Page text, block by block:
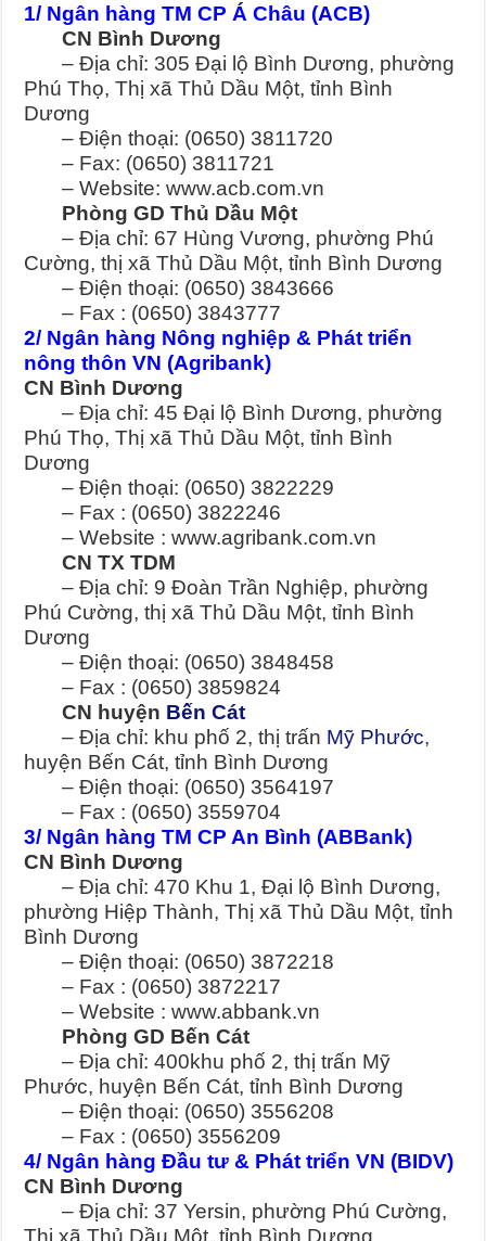
1/ Ngân hàng TM CP Á Châu (ACB)
CN Bình Dương
– Địa chỉ: 305 Đại lộ Bình Dương, phường
Phú Thọ, Thị xã Thủ Dầu Một, tỉnh Bình
Dương
– Điện thoại: (0650) 3811720
– Fax: (0650) 3811721
– Website: www.acb.com.vn
Phòng GD Thủ Dầu Một
– Địa chỉ: 67 Hùng Vương, phường Phú
Cường, thị xã Thủ Dầu Một, tỉnh Bình Dương
– Điện thoại: (0650) 3843666
– Fax : (0650) 3843777
2/ Ngân hàng Nông nghiệp & Phát triển
nông thôn VN (Agribank)
CN Bình Dương
– Địa chỉ: 45 Đại lộ Bình Dương, phường
Phú Thọ, Thị xã Thủ Dầu Một, tỉnh Bình
Dương
– Điện thoại: (0650) 3822229
– Fax : (0650) 3822246
– Website : www.agribank.com.vn
CN TX TDM
– Địa chỉ: 9 Đoàn Trần Nghiệp, phường
Phú Cường, thị xã Thủ Dầu Một, tỉnh Bình
Dương
– Điện thoại: (0650) 3848458
– Fax : (0650) 3859824
CN huyện Bến Cát
– Địa chỉ: khu phố 2, thị trấn Mỹ Phước,
huyện Bến Cát, tỉnh Bình Dương
– Điện thoại: (0650) 3564197
– Fax : (0650) 3559704
3/ Ngân hàng TM CP An Bình (ABBank)
CN Bình Dương
– Địa chỉ: 470 Khu 1, Đại lộ Bình Dương,
phường Hiệp Thành, Thị xã Thủ Dầu Một, tỉnh
Bình Dương
– Điện thoại: (0650) 3872218
– Fax : (0650) 3872217
– Website : www.abbank.vn
Phòng GD Bến Cát
– Địa chỉ: 400khu phố 2, thị trấn Mỹ
Phước, huyện Bến Cát, tỉnh Bình Dương
– Điện thoại: (0650) 3556208
– Fax : (0650) 3556209
4/ Ngân hàng Đầu tư & Phát triển VN (BIDV)
CN Bình Dương
– Địa chỉ: 37 Yersin, phường Phú Cường,
Thị xã Thủ Dầu Một, tỉnh Bình Dương